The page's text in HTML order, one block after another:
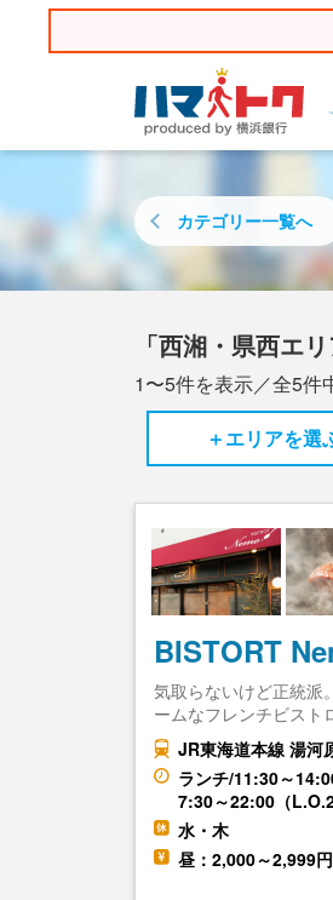
カテゴリー一覧へ
「西湘・県西エ
1〜5件を表示／全5件
＋エリアを選
BISTORT
気取らないけど正統派
ームなフレンチビスト
JR東海道本線 湯河
ランチ/11:30～
7:30～22:00（
水・木
昼：2,000～2,999